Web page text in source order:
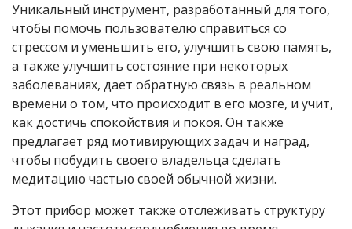
Уникальный инструмент, разработанный для того,
чтобы помочь пользователю справиться со
стрессом и уменьшить его, улучшить свою память,
а также улучшить состояние при некоторых
заболеваниях, дает обратную связь в реальном
времени о том, что происходит в его мозге, и учит,
как достичь спокойствия и покоя. Он также
предлагает ряд мотивирующих задач и наград,
чтобы побудить своего владельца сделать
медитацию частью своей обычной жизни.
Этот прибор может также отслеживать структуру